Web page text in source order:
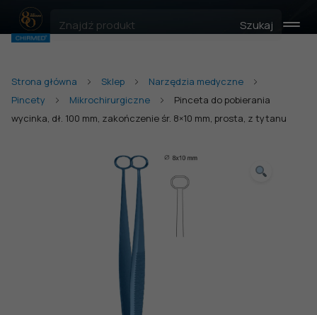
Szukaj
Strona główna Sklep
Narzędzia medyczne
Pincety
Mikrochirurgiczne
Pinceta do pobierania
wycinka, dł. 100 mm, zakończenie śr. 8×10 mm, prosta, z tytanu